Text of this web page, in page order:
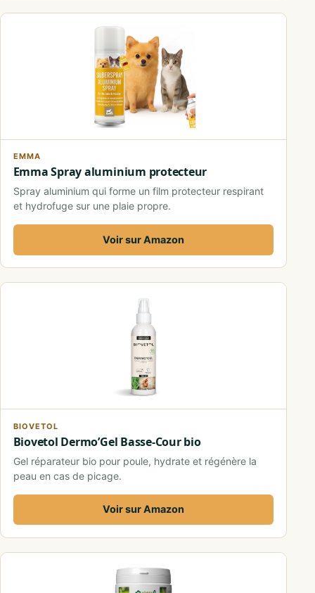
EMMA
Emma Spray aluminium protecteur
Spray aluminium qui forme un film protecteur respirant
et hydrofuge sur une plaie propre.
Voir sur Amazon
BIOVETOL
Biovetol Dermo’Gel Basse-Cour bio
Gel réparateur bio pour poule, hydrate et régénère la
peau en cas de picage.
Voir sur Amazon